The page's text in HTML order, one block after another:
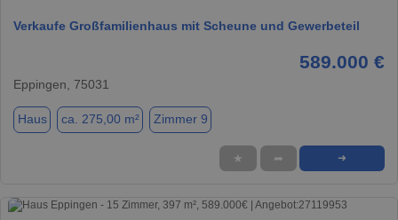
Verkaufe Großfamilienhaus mit Scheune und Gewerbeteil
589.000 €
Eppingen, 75031
Haus ca. 275,00 m² Zimmer 9
★ ➦ ➜